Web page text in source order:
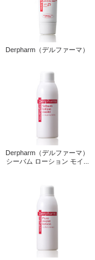
Derpharm（デルファーマ）
Derpharm（デルファーマ）
シーバム ローション モイ...